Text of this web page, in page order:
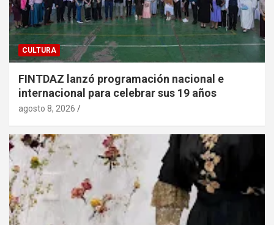
CULTURA
FINTDAZ lanzó programación nacional e
internacional para celebrar sus 19 años
agosto 8, 2026